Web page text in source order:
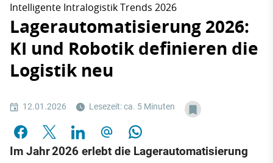
Intelligente Intralogistik Trends 2026
Lagerautomatisierung 2026:
KI und Robotik definieren die
Logistik neu
12.01.2026 Lesezeit: ca. 5 Minuten
Im Jahr 2026 erlebt die Lagerautomatisierung